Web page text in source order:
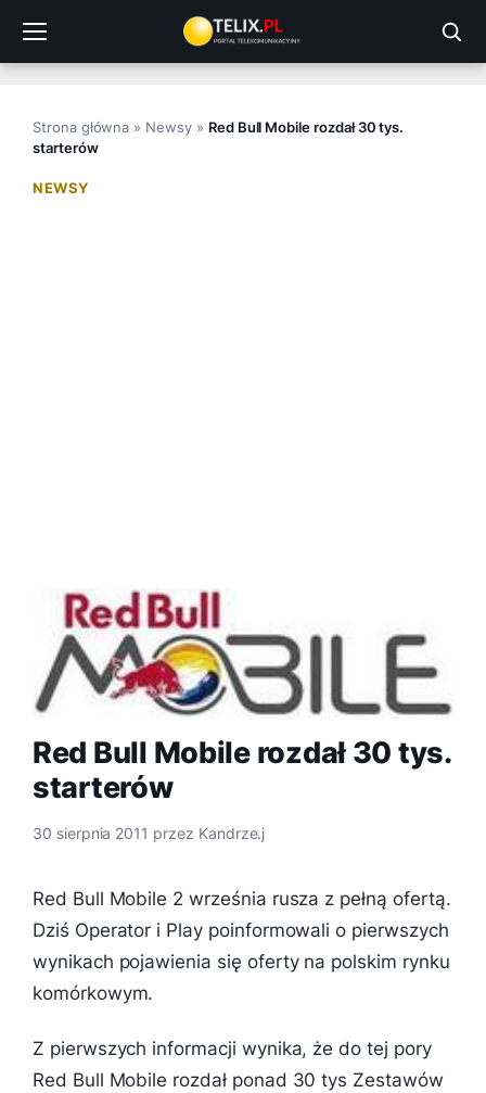
treści
Strona główna » Newsy» Red Bull Mobile rozdał 30 tys.
starterów
NEWSY
Red Bull Mobile rozdał 30 tys.
starterów
30 sierpnia 2011 przez Kandrze.j
Red Bull Mobile ‎2 września rusza z pełną ofertą.
Dziś Operator i Play poinformowali o pierwszych
wynikach pojawienia się oferty na polskim rynku
komórkowym.
Z pierwszych informacji wynika, że do tej pory
Red Bull Mobile rozdał ponad 30 tys Zestawów